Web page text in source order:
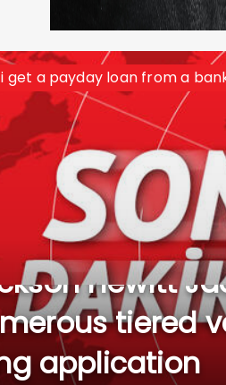
get a payday loan from a
Hewitt
tiered
application